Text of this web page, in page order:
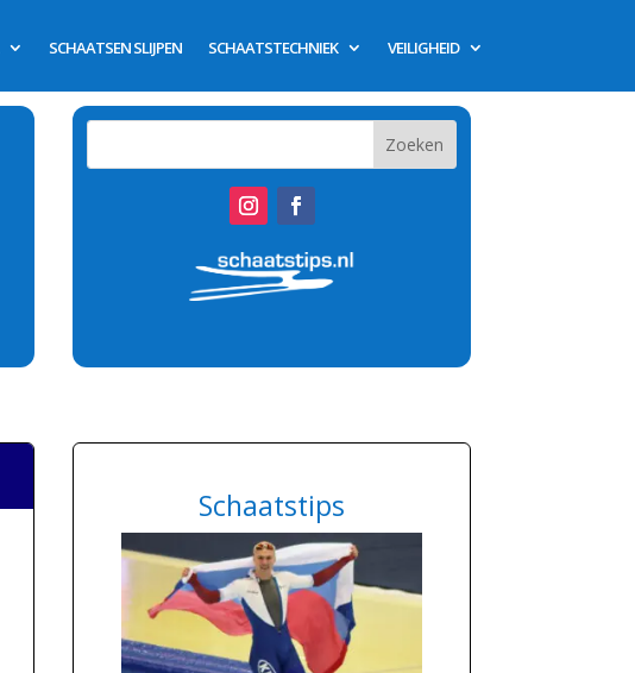
SCHAATSEN SLIJPEN SCHAATSTECHNIEK VEILIGHEID
Schaatstips